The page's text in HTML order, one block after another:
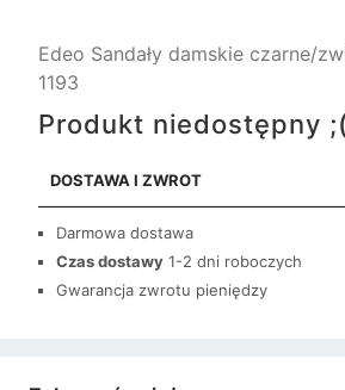
Edeo Sandały damskie czarne/
1193
Produkt niedostępny
DOSTAWA I ZWROT
Darmowa dostawa
Czas dostawy 1-2 dni roboczych
Gwarancja zwrotu pieniędzy